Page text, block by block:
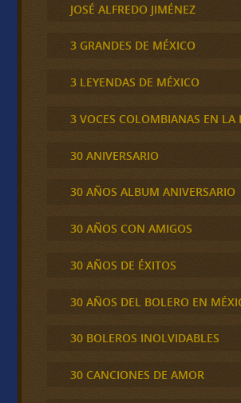
JOSÉ ALFREDO JIMÉNEZ
3 GRANDES DE MÉXICO
3 LEYENDAS DE MÉXICO
3 VOCES COLOMBIANAS EN LA
30 ANIVERSARIO
30 AÑOS ALBUM ANIVERSARIO
30 AÑOS CON AMIGOS
30 AÑOS DE ÉXITOS
30 AÑOS DEL BOLERO EN
30 BOLEROS INOLVIDABLES
30 CANCIONES DE AMOR